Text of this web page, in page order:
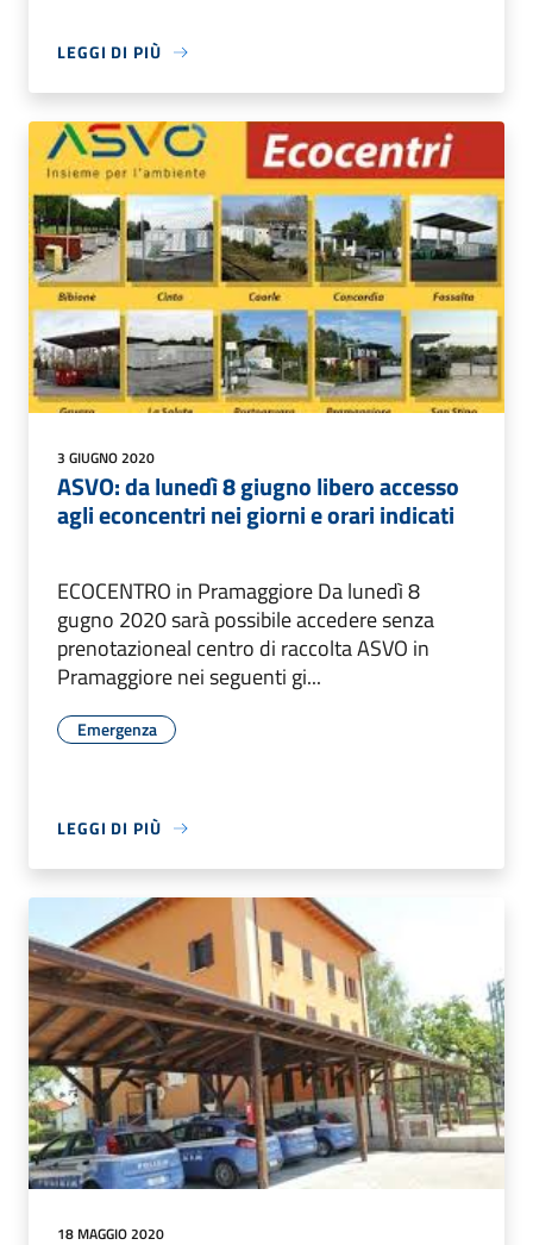
LEGGI DI PIÙ
3 GIUGNO 2020
ASVO: da lunedì 8 giugno libero accesso
agli econcentri nei giorni e orari indicati
ECOCENTRO in Pramaggiore Da lunedì 8
gugno 2020 sarà possibile accedere senza
prenotazioneal centro di raccolta ASVO in
Pramaggiore nei seguenti gi...
Emergenza
LEGGI DI PIÙ
18 MAGGIO 2020